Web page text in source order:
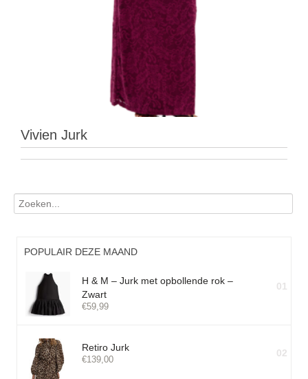
Vivien Jurk
POPULAIR DEZE MAAND
H & M – Jurk met opbollende rok –
Zwart
€59,99
01
Retiro Jurk
€139,00
02